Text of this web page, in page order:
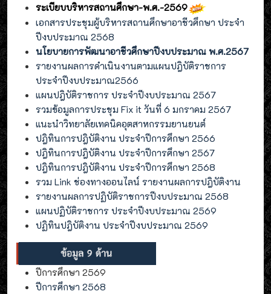
ระเบียบบริหารสถานศึกษา-พ.ศ.-2569
เอกสารประชุมผู้บริหารสถานศึกษาอาชีวศึกษา ประจำ
ปีงบประมาณ 2568
นโยบายการพัฒนาอาชีวศึกษาปีงบประมาณ พ.ศ.2567
รายงานผลการดำเนินงานตามแผนปฎิบัติราชการ
ประจำปีงบประมาณ2566
แผนปฎิบัติราชการ ประจำปีงบประมาณ 2567
รวมข้อมูลการประชุม Fix it วันที่ 6 มกราคม 2567
แนะนำวิทยาลัยเทคนิคอุตสาหกรรมยานยนต์
ปฎิทินการปฎิบัติงาน ประจำปีการศึกษา 2566
ปฎิทินการปฎิบัติงาน ประจำปีการศึกษา 2567
ปฎิทินการปฎิบัติงาน ประจำปีการศึกษา 2568
รวม Link ช่องทางออนไลน์ รายงานผลการปฎิบัติงาน
รายงานผลการปฏิบัติราชการปีงบประมาณ 2568
แผนปฏิบัติราชการ ประจำปีงบประมาณ 2569
ปฏิทินปฎิบัติงาน ประจำปีงบประมาณ 2569
ปีการศึกษา 2569
ปีการศึกษา 2568